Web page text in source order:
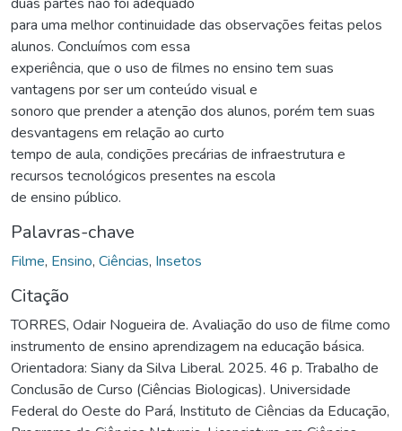
para uma melhor continuidade das observações feitas pelos
alunos. Concluímos com essa
experiência, que o uso de filmes no ensino tem suas
vantagens por ser um conteúdo visual e
sonoro que prender a atenção dos alunos, porém tem suas
desvantagens em relação ao curto
tempo de aula, condições precárias de infraestrutura e
recursos tecnológicos presentes na escola
de ensino público.
Palavras-chave
Filme, Ensino, Ciências, Insetos
Citação
TORRES, Odair Nogueira de. Avaliação do uso de filme como
instrumento de ensino aprendizagem na educação básica.
Orientadora: Siany da Silva Liberal. 2025. 46 p. Trabalho de
Conclusão de Curso (Ciências Biologicas). Universidade
Federal do Oeste do Pará, Instituto de Ciências da Educação,